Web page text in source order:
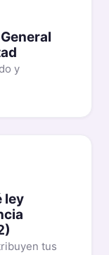
y
ley
tus